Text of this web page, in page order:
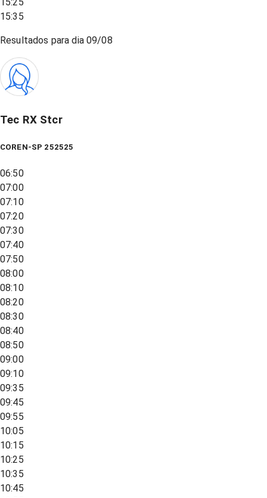
15:25
15:35
Resultados para dia09/08
Tec RX Stcr
COREN-SP 252525
06:50
07:00
07:10
07:20
07:30
07:40
07:50
08:00
08:10
08:20
08:30
08:40
08:50
09:00
09:10
09:35
09:45
09:55
10:05
10:15
10:25
10:35
10:45